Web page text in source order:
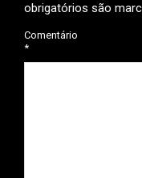
obrigatórios são
Comentário
*